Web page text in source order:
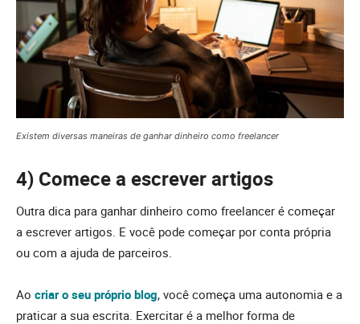
Existem diversas maneiras de ganhar dinheiro como freelancer
4) Comece a escrever artigos
Outra dica para ganhar dinheiro como freelancer é começar
a escrever artigos. E você pode começar por conta própria
ou com a ajuda de parceiros.
Ao criar o seu próprio blog, você começa uma autonomia e a
praticar a sua escrita. Exercitar é a melhor forma de